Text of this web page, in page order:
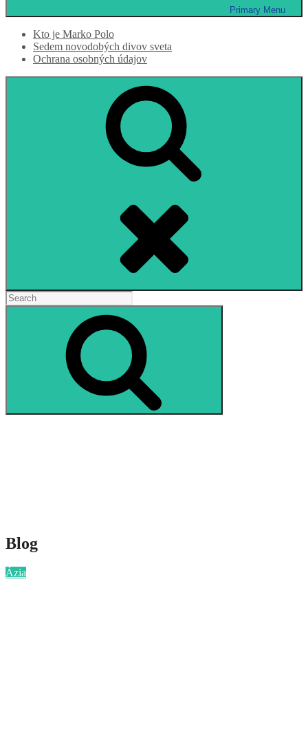
Primary Menu
Kto je Marko Polo
Sedem novodobých divov sveta
Ochrana osobných údajov
Search
for:
Blog
Categories
Ázia